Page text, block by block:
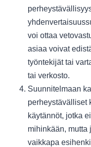
voi ottaa
asiaa voivat
työntekijät tai
tai verkosto.
Suunnitelmaan
perheystävälliset
käytännöt, jotka
mihinkään, mutta
vaikkapa